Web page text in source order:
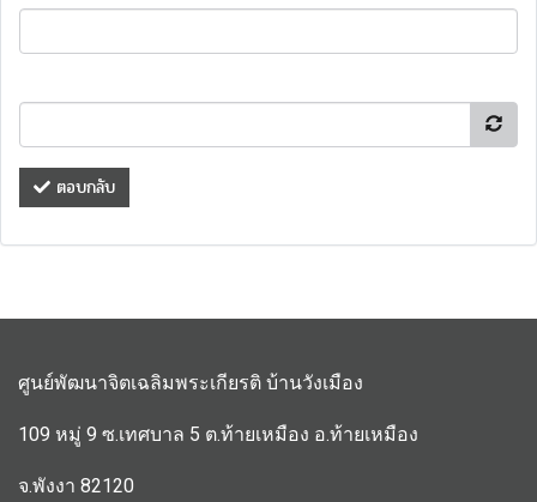
ตอบกลับ
ศูนย์พัฒนาจิตเฉลิมพระเกียรติ บ้านวังเมือง
109 หมู่ 9 ซ.เทศบาล 5 ต.ท้ายเหมือง อ.ท้ายเหมือง
จ.พังงา 82120